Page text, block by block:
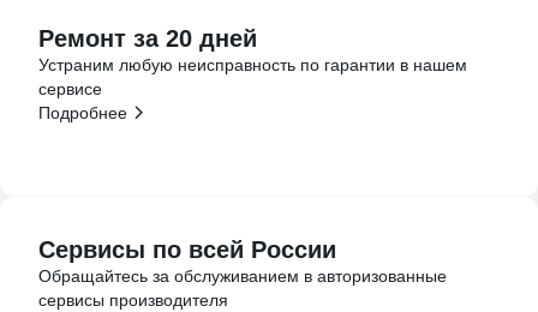
Ремонт за 20 дней
Устраним любую неисправность по гарантии в нашем
сервисе
Подробнее
Сервисы по всей России
Обращайтесь за обслуживанием в авторизованные
сервисы производителя